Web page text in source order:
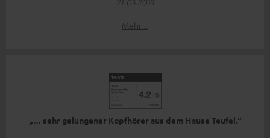
Mehr...
„… sehr gelungener Kopfhörer aus dem Hause Teufel.“